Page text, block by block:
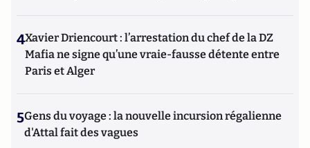
4Xavier Driencourt : l’arrestation du chef de la DZ
Mafia ne signe qu’une vraie-fausse détente entre
Paris et Alger
5Gens du voyage : la nouvelle incursion régalienne
d'Attal fait des vagues